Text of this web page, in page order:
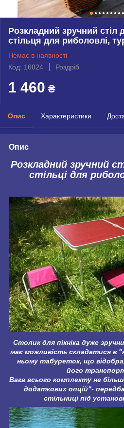
Розкладний зручний стіл
стільця для риболовлі,
Немає в наявності
Код: 16024
Роздріб
1 460 ₴
Опис Характеристики
Опис
Розкладний зручний
стільці для
Столик для пікніка дуже
має можливість складатися в
ньому табуреток, що
його
Вага всього комплекту не
додаткових опцій"-
стільниці під